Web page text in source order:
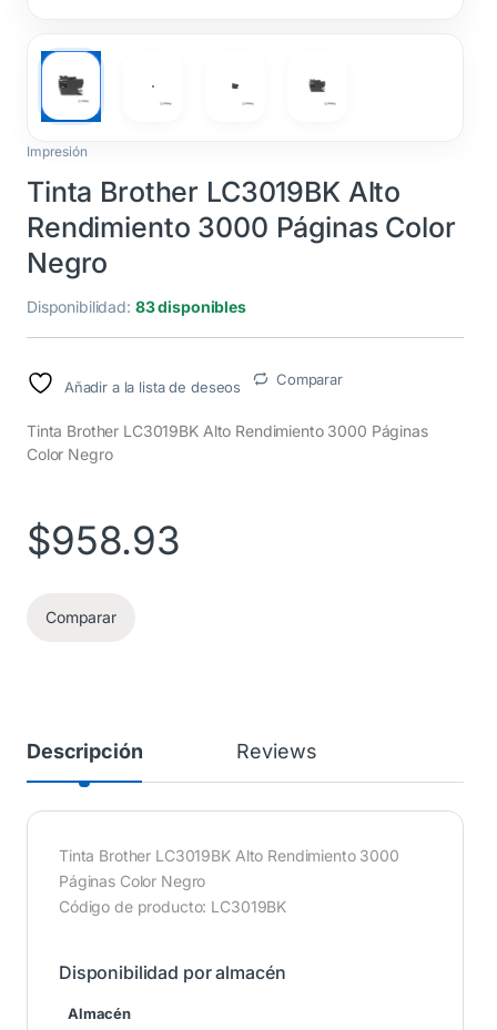
Impresión
Tinta Brother LC3019BK Alto
Rendimiento 3000 Páginas Color
Negro
Disponibilidad: 83 disponibles
Añadir a la lista de deseos Comparar
Tinta Brother LC3019BK Alto Rendimiento 3000 Páginas
Color Negro
$958.93
Comparar
Descripción Reviews
Tinta Brother LC3019BK Alto Rendimiento 3000
Páginas Color Negro
Código de producto: LC3019BK
Disponibilidad por almacén
Almacén